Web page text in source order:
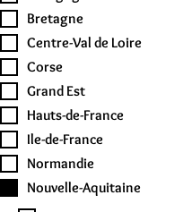
Bretagne
Centre-Val de Loire
Corse
Grand Est
Hauts-de-France
Ile-de-France
Normandie
Nouvelle-Aquitaine